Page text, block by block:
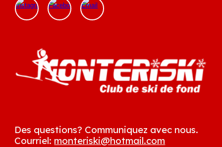
Des questions? Communiquez avec nous.
Courriel: monteriski@hotmail.com